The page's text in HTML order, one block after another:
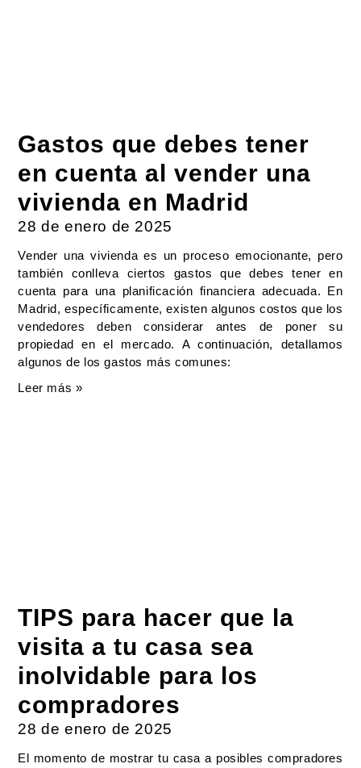
Gastos que debes tener
en cuenta al vender una
vivienda en Madrid
28 de enero de 2025
Vender una vivienda es un proceso emocionante, pero
también conlleva ciertos gastos que debes tener en
cuenta para una planificación financiera adecuada. En
Madrid, específicamente, existen algunos costos que los
vendedores deben considerar antes de poner su
propiedad en el mercado. A continuación, detallamos
algunos de los gastos más comunes:
Leer más »
TIPS para hacer que la
visita a tu casa sea
inolvidable para los
compradores
28 de enero de 2025
El momento de mostrar tu casa a posibles compradores